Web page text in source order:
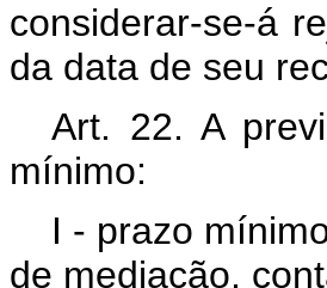
considerar-se-á
da data de seu
Art. 22. A
mínimo:
I - prazo
de mediação,